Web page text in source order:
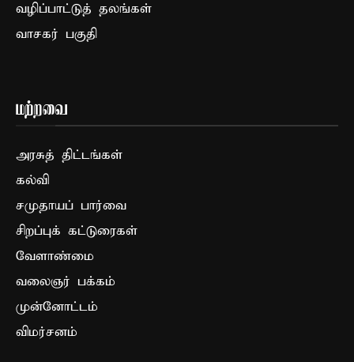
வழிப்பாட்டுத் தலங்கள்
வாசகர் பகுதி
மற்றவை
அரசுத் திட்டங்கள்
கல்வி
சமுதாயப் பார்வை
சிறப்புக் கட்டுரைகள்
வேளாண்மை
வலைஞர் பக்கம்
முன்னோட்டம்
விமர்சனம்